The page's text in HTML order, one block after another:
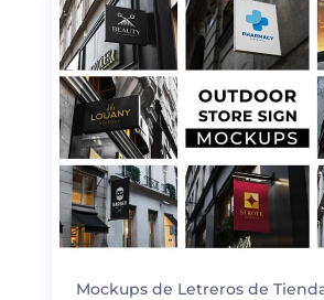
Mockups de Letreros de